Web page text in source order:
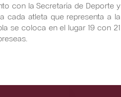
con la Secretaría de Deporte y
cada atleta que representa a la
se coloca en el lugar 19 con 21